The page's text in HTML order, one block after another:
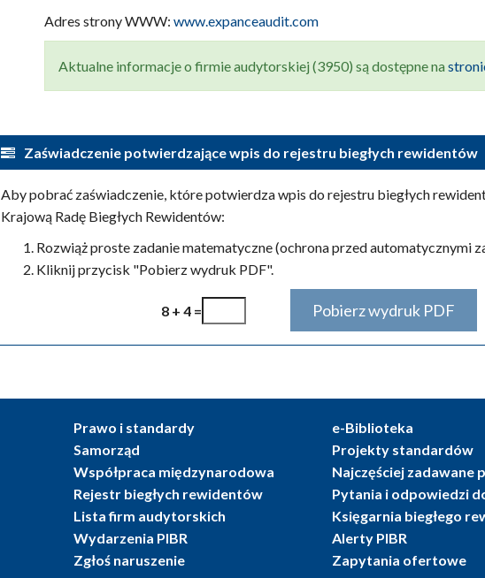
Adres strony WWW: www.expanceaudit.com
Aktualne informacje o firmie audytorskiej (3950) są dostępne na
Zaświadczenie potwierdzające wpis do rejestru biegłych rewidentów
Aby pobrać zaświadczenie, które potwierdza wpis do rejestru biegłych
Krajową Radę Biegłych Rewidentów:
Rozwiąż proste zadanie matematyczne (ochrona przed automatycznymi
Kliknij przycisk "Pobierz wydruk PDF".
8 + 4 =
Prawo i standardy
Samorząd
Współpraca międzynarodowa
Rejestr biegłych rewidentów
Lista firm audytorskich
Wydarzenia PIBR
Zgłoś naruszenie
e-Biblioteka
Projekty standardów
Najczęściej zadawane
Pytania i odpowiedzi
Księgarnia biegłego
Alerty PIBR
Zapytania ofertowe